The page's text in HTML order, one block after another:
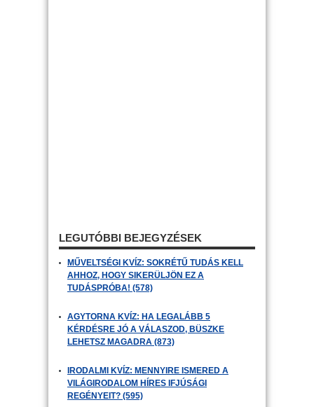
LEGUTÓBBI BEJEGYZÉSEK
MŰVELTSÉGI KVÍZ: SOKRÉTŰ TUDÁS KELL
AHHOZ, HOGY SIKERÜLJÖN EZ A
TUDÁSPRÓBA! (578)
AGYTORNA KVÍZ: HA LEGALÁBB 5
KÉRDÉSRE JÓ A VÁLASZOD, BÜSZKE
LEHETSZ MAGADRA (873)
IRODALMI KVÍZ: MENNYIRE ISMERED A
VILÁGIRODALOM HÍRES IFJÚSÁGI
REGÉNYEIT? (595)